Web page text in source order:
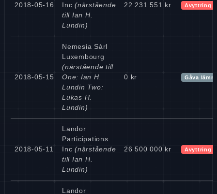
2018-05-16
Inc (närstående
till Ian H.
Lundin)
22 231 551 kr Avyttring
2018-05-15
Nemesia Sàrl
Luxembourg
(närstående till
One: Ian H.
Lundin Two:
Lukas H.
Lundin)
0 kr Gåva
2018-05-11
Landor
Participations
Inc (närstående
till Ian H.
Lundin)
26 500 000 kr Avyttring
Landor